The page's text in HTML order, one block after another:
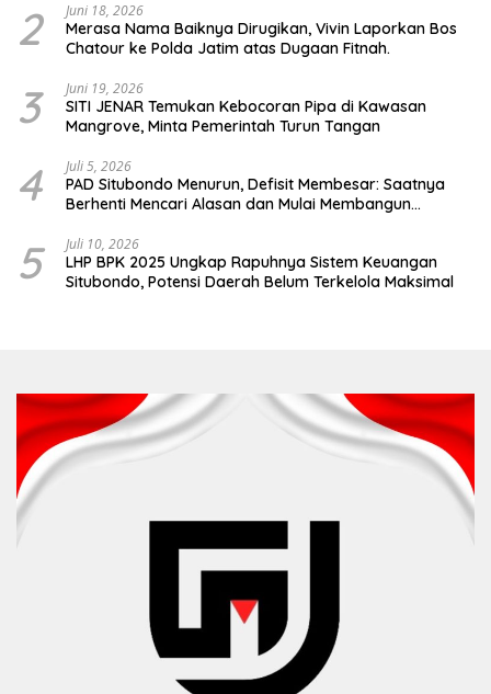
2 Juni 18, 2026
Merasa Nama Baiknya Dirugikan, Vivin Laporkan Bos
Chatour ke Polda Jatim atas Dugaan Fitnah.
3 Juni 19, 2026
SITI JENAR Temukan Kebocoran Pipa di Kawasan
Mangrove, Minta Pemerintah Turun Tangan
4 Juli 5, 2026
PAD Situbondo Menurun, Defisit Membesar: Saatnya
Berhenti Mencari Alasan dan Mulai Membangun
5 Juli 10, 2026
LHP BPK 2025 Ungkap Rapuhnya Sistem Keuangan
Situbondo, Potensi Daerah Belum Terkelola Maksimal